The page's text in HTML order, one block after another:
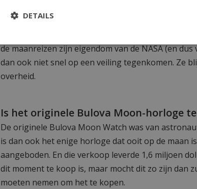
maanhorloge. Dat een astronaut een Bulova
had ook te maken met het feit dat de
de maanreizen zijn eigendom van de NASA (en
dan ook niet snel op een veiling tegenkomen. Ze
overheid.
Is het originele Bulova Moon-horloge
De originele Bulova Moon Watch was van
is dan ook het enige horloge dat ooit op de maan
aangeboden. En die verkoop leverde 1,6 miljoen
dit moment te koop is, maar mocht dit zo zijn dan
moeten nemen om het te kopen.
DETAILS